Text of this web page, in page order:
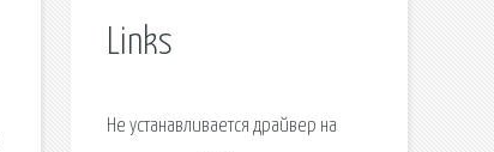
Links
Не устанавливается драйвер на